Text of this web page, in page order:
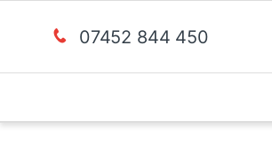
07452 844 450